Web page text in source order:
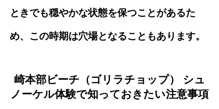
ときでも穏やかな状態を保つことがあるた
め、この時期は穴場となることもあります。
崎本部ビーチ（ゴリラチョップ） シュ
ノーケル体験で知っておきたい注意事項